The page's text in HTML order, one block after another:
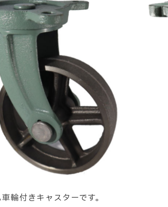
輪付きキャスターです。